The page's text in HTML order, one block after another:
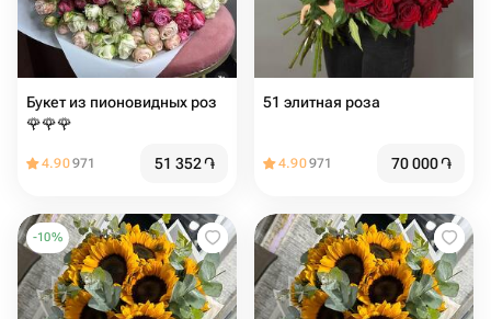
Букет из пионовидных роз
🌹🌹🌹
4.90971 51 352֏
51 элитная роза
4.90971 70 000֏
-10%